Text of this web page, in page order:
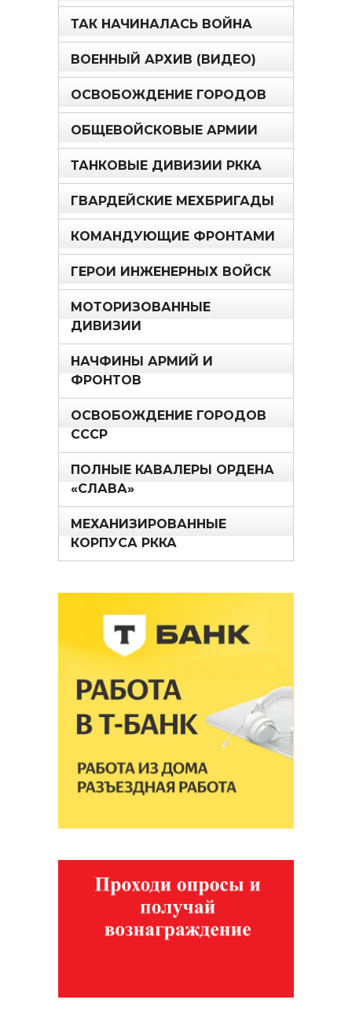
ТАК НАЧИНАЛАСЬ ВОЙНА
ВОЕННЫЙ АРХИВ (ВИДЕО)
ОСВОБОЖДЕНИЕ ГОРОДОВ
ОБЩЕВОЙСКОВЫЕ АРМИИ
ТАНКОВЫЕ ДИВИЗИИ РККА
ГВАРДЕЙСКИЕ МЕХБРИГАДЫ
КОМАНДУЮЩИЕ ФРОНТАМИ
ГЕРОИ ИНЖЕНЕРНЫХ ВОЙСК
МОТОРИЗОВАННЫЕ
ДИВИЗИИ
НАЧФИНЫ АРМИЙ И
ФРОНТОВ
ОСВОБОЖДЕНИЕ ГОРОДОВ
СССР
ПОЛНЫЕ КАВАЛЕРЫ ОРДЕНА
«СЛАВА»
МЕХАНИЗИРОВАННЫЕ
КОРПУСА РККА